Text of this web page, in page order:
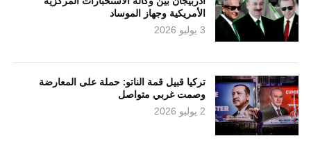
الأمريكية وجهاز الموساد
3 يوليو 2026
تركيا قبيل قمة الناتو: حملة على المعارضة
وصمت غربي متواصل
2 يوليو 2026